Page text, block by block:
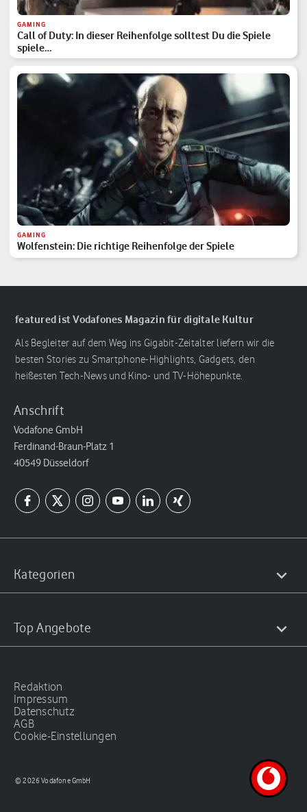
GAMING
Call of Duty: In dieser Reihenfolge solltest Du die Spiele
spiele…
GAMING
Wolfenstein: Die richtige Reihenfolge der Spiele
featured ist Vodafones Magazin für digitale Kultur
Als Begleiter auf dem Weg ins Gigabit-Zeitalter liefern wir die
besten Stories zu Smartphone-Highlights, Gadgets, den
heißesten Tech-News und Kino- und TV-Höhepunkte.
Anschrift
Vodafone GmbH
Ferdinand-Braun-Platz 1
40549 Düsseldorf
Kategorien
Top Angebote
Redaktion
Impressum
Datenschutz
AGB
Cookie-Einstellungen
© 2026 Vodafone GmbH